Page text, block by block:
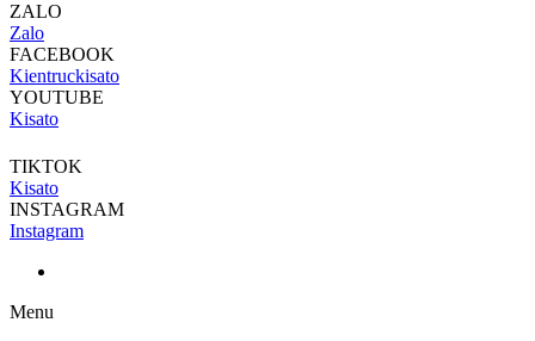
ZALO
Zalo
FACEBOOK
Kientruckisato
YOUTUBE
Kisato
TIKTOK
Kisato
INSTAGRAM
Instagram
Menu